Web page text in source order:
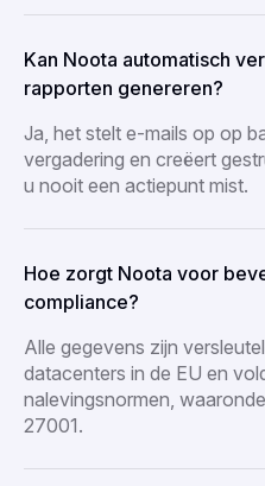
Kan Noota automatisch
rapporten genereren?
Ja, het stelt e-mails op op
vergadering en creëert
u nooit een actiepunt mist.
Hoe zorgt Noota voor
compliance?
Alle gegevens zijn
datacenters in de EU en
nalevingsnormen,
27001.